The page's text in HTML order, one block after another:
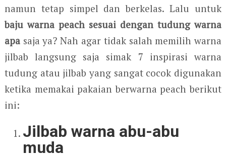
namun tetap simpel dan berkelas. Lalu untuk
baju warna peach sesuai dengan tudung warna
apasaja ya? Nah agar tidak salah memilih warna
jilbab langsung saja simak 7 inspirasi warna
tudung atau jilbab yang sangat cocok digunakan
ketika memakai pakaian berwarna peach berikut
ini:
Jilbab warna abu-abu
muda